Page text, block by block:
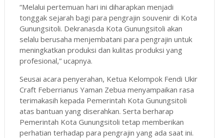
“Melalui pertemuan hari ini diharapkan menjadi
tonggak sejarah bagi para pengrajin souvenir di Kota
Gunungsitoli. Dekranasda Kota Gunungsitoli akan
selalu berusaha menjembatani para pengrajin untuk
meningkatkan produksi dan kulitas produksi yang
profesional,” ucapnya.
Seusai acara penyerahan, Ketua Kelompok Fendi Ukir
Craft Feberrianus Yaman Zebua menyampaikan rasa
terimakasih kepada Pemerintah Kota Gunungsitoli
atas bantuan yang diserahkan. Serta berharap
Pemerintah Kota Gunungsitoli tetap memberikan
perhatian terhadap para pengrajin yang ada saat ini.